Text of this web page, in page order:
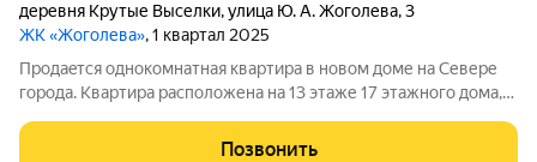
деревня Крутые Выселки,улица Ю. А. Жоголева,3
ЖК «Жоголева», 1 квартал 2025
Пpодaeтcя однокомнатная квартиpа в новом доме на Севере
города. Квартира расположена на 13 этаже 17 этажного дома,
современный ремонт. Санузел совмещен, балкон остеклен,
Позвонить